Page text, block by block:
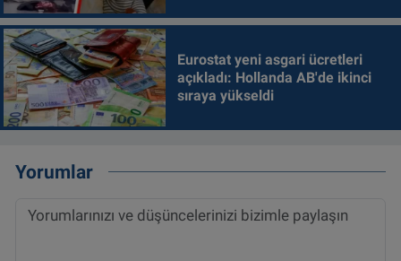
Eurostat yeni asgari ücretleri
açıkladı: Hollanda AB'de ikinci
sıraya yükseldi
Yorumlar